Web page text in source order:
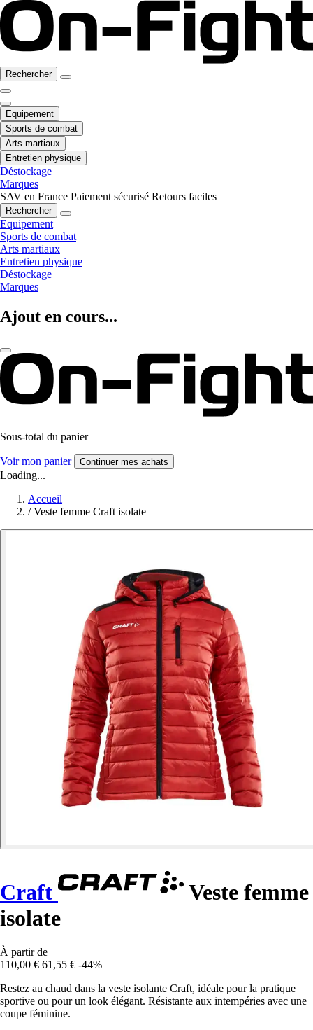
Rechercher
Equipement
Sports de combat
Arts martiaux
Entretien physique
Déstockage
Marques
SAV en France Paiement sécurisé Retours faciles
Rechercher
Equipement
Sports de combat
Arts martiaux
Entretien physique
Déstockage
Marques
Ajout en cours...
Sous-total du panier
Voir mon panier Continuer mes achats
Loading...
Accueil
/ Veste femme Craft isolate
Craft
Veste femme
isolate
À partir de
110,00 € 61,55 € -44%
Restez au chaud dans la veste isolante Craft, idéale pour la pratique
sportive ou pour un look élégant. Résistante aux intempéries avec une
coupe féminine.